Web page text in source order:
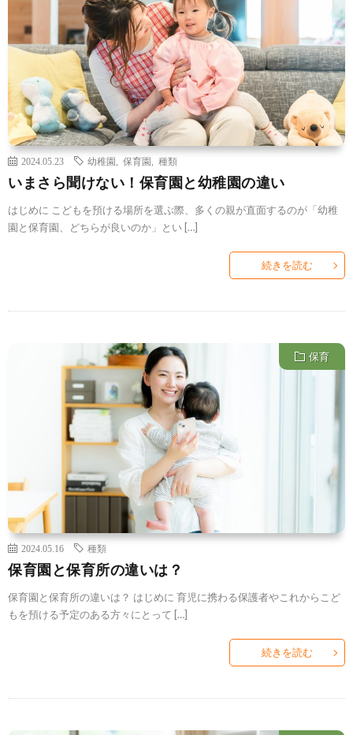
2024.05.23 幼稚園 保育園 種類
いまさら聞けない！保育園と幼稚園の違い
はじめに こどもを預ける場所を選ぶ際、多くの親が直面するのが「幼稚
園と保育園、どちらが良いのか」とい […]
続きを読む
保育
2024.05.16 種類
保育園と保育所の違いは？
保育園と保育所の違いは？ はじめに 育児に携わる保護者やこれからこど
もを預ける予定のある方々にとって […]
続きを読む